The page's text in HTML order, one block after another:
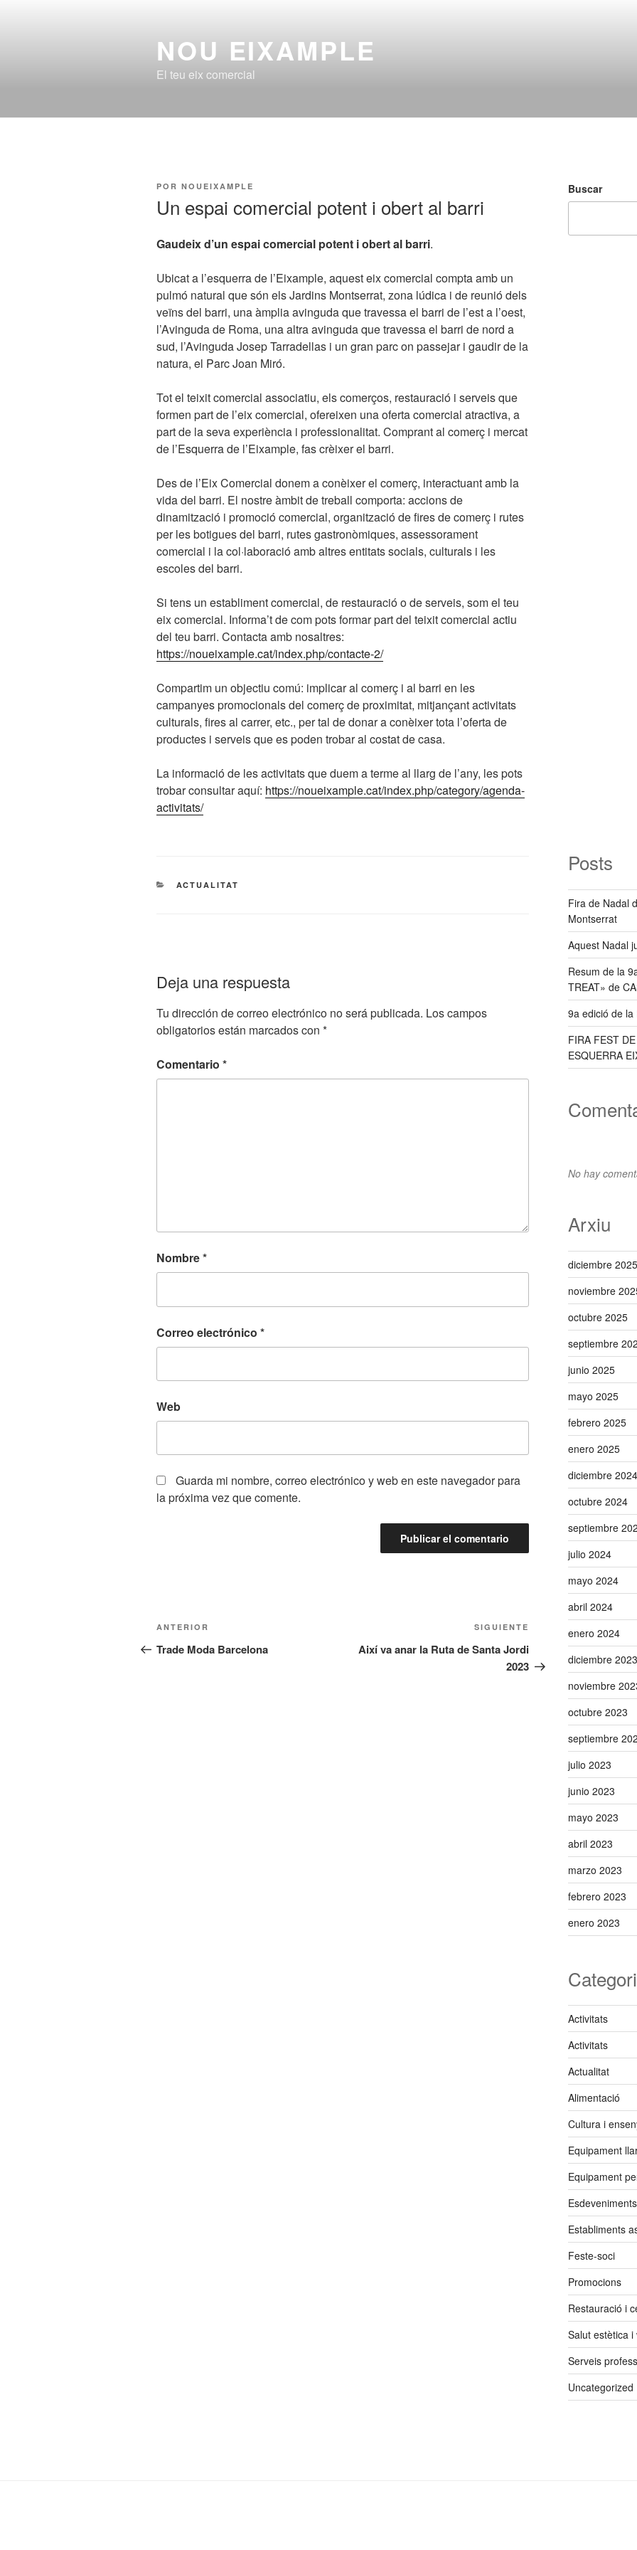
NOU EIXAMPLE
El teu eix comercial
PUBLICADO
POR NOUEIXAMPLE
Un espai comercial potent i obert al barri
Gaudeix d’un espai comercial potent i obert al barri.
Ubicat a l’esquerra de l’Eixample, aquest eix comercial compta amb un
pulmó natural que són els Jardins Montserrat, zona lúdica i de reunió dels
veïns del barri, una àmplia avinguda que travessa el barri de l’est a l’oest,
l’Avinguda de Roma, una altra avinguda que travessa el barri de nord a
sud, l’Avinguda Josep Tarradellas i un gran parc on passejar i gaudir de la
natura, el Parc Joan Miró.
Tot el teixit comercial associatiu, els comerços, restauració i serveis que
formen part de l’eix comercial, ofereixen una oferta comercial atractiva, a
part de la seva experiència i professionalitat. Comprant al comerç i mercat
de l’Esquerra de l’Eixample, fas crèixer el barri.
Des de l’Eix Comercial donem a conèixer el comerç, interactuant amb la
vida del barri. El nostre àmbit de treball comporta: accions de
dinamització i promoció comercial, organització de fires de comerç i rutes
per les botigues del barri, rutes gastronòmiques, assessorament
comercial i la col·laboració amb altres entitats socials, culturals i les
escoles del barri.
Si tens un establiment comercial, de restauració o de serveis, som el teu
eix comercial. Informa’t de com pots formar part del teixit comercial actiu
del teu barri. Contacta amb nosaltres:
https://noueixample.cat/index.php/contacte-2/
Compartim un objectiu comú: implicar al comerç i al barri en les
campanyes promocionals del comerç de proximitat, mitjançant activitats
culturals, fires al carrer, etc., per tal de donar a conèixer tota l’oferta de
productes i serveis que es poden trobar al costat de casa.
La informació de les activitats que duem a terme al llarg de l’any, les pots
trobar consultar aquí: https://noueixample.cat/index.php/category/agenda-
activitats/
CATEGORÍAS
ACTUALITAT
Deja una respuesta
Tu dirección de correo electrónico no será publicada. Los campos
obligatorios están marcados con *
Comentario *
Nombre*
Correo electrónico *
Web
Guarda mi nombre, correo electrónico y web en este navegador para
la próxima vez que comente.
Navegación
de
Entrada
anterior:
ANTERIOR
Trade Moda Barcelona
Siguiente
entrada
SIGUIENTE
Així va anar la Ruta de Santa Jordi
2023
Buscar
Posts
Fira de Nadal
Montserrat
Aquest Nadal
Resum de la
TREAT» de
9a edició de la
FIRA FEST
ESQUERRA
No hay
Arxiu
diciembre 2025
noviembre
octubre 2025
septiembre
junio 2025
mayo 2025
febrero 2025
enero 2025
diciembre 2024
octubre 2024
septiembre
julio 2024
mayo 2024
abril 2024
enero 2024
diciembre 2023
noviembre
octubre 2023
septiembre
julio 2023
junio 2023
mayo 2023
abril 2023
marzo 2023
febrero 2023
enero 2023
Activitats
Activitats
Actualitat
Alimentació
Cultura i
Equipament
Equipament
Esdeveniments
Establiments
Feste-soci
Promocions
Restauració i
Salut estètica
Serveis
Uncategorized